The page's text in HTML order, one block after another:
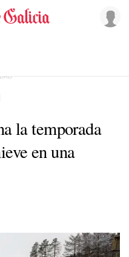
la temporada
en una